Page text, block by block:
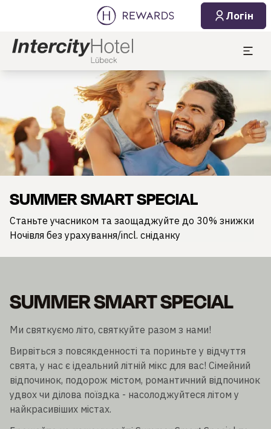
Логін
SUMMER SMART SPECIAL
Станьте учасником та заощаджуйте до 30% знижки
Ночівля без урахування/incl. сніданку
SUMMER SMART SPECIAL
Ми святкуємо літо, святкуйте разом з нами!
Вирвіться з повсякденності та пориньте у відчуття
свята, у нас є ідеальний літній мікс для вас! Сімейний
відпочинок, подорож містом, романтичний відпочинок
удвох чи ділова поїздка - насолоджуйтеся літом у
найкрасивіших містах.